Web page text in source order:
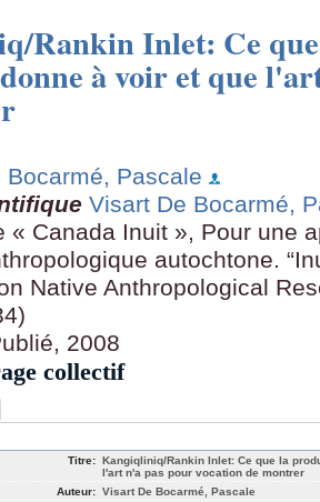
Rankin Inlet: Ce
à voir et que
Bocarmé, Pascale
Visart De Bocarmé,
« Canada Inuit », Pour une
autochtone.
Native Anthropological
2008
collectif
Titre: Kangiqliniq/Rankin Inlet: Ce que la
l'art n'a pas pour vocation de montrer
Auteur: Visart De Bocarmé, Pascale